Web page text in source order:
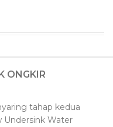
ONGKIR
tahap kedua
Undersink Water